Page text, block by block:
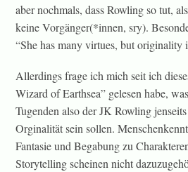
aber nochmals, dass Rowling so tut,
keine Vorgänger(*innen, sry).
“She has many virtues, but originality
Allerdings frage ich mich seit ich
Wizard of Earthsea” gelesen habe,
Tugenden also der JK Rowling
Orginalität sein sollen.
Fantasie und Begabung zu
Storytelling scheinen nicht